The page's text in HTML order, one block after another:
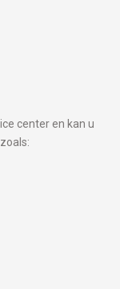
center en kan u